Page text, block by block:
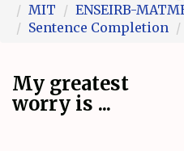
MIT
ENSEIRB-
Sentence Completion
My greatest
worry is ...